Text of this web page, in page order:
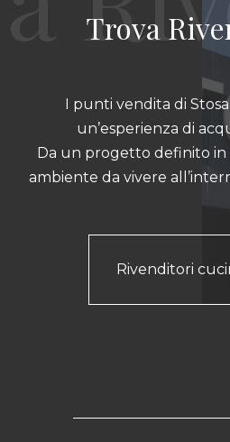
Trova
I punti vendita di
un’esperienza di
Da un progetto definito
ambiente da vivere
Rivenditori